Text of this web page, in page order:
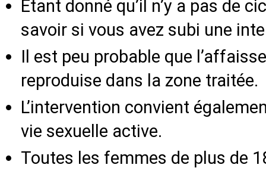
Étant donné qu’il n’y a pas de
savoir si vous avez subi une
Il est peu probable que
reproduise dans la zone traitée.
L’intervention convient
vie sexuelle active.
Toutes les femmes de plus de